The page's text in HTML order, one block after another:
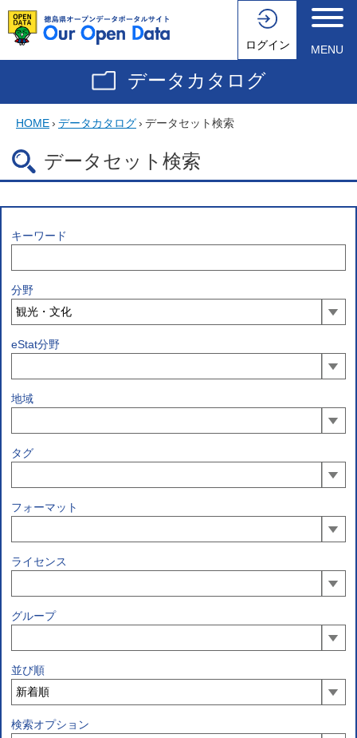
ログイン MENU
データカタログ
HOME› データカタログ› データセット検索
データセット検索
キーワード
分野
eStat分野
地域
タグ
フォーマット
ライセンス
グループ
並び順
検索オプション